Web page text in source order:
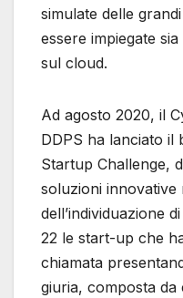
simulate delle
essere impiegate
sul cloud.
Ad agosto 2020, il
DDPS ha lanciato il
Startup Challenge,
soluzioni innovative
dell’individuazione
22 le start-up che
chiamata
giuria, composta da